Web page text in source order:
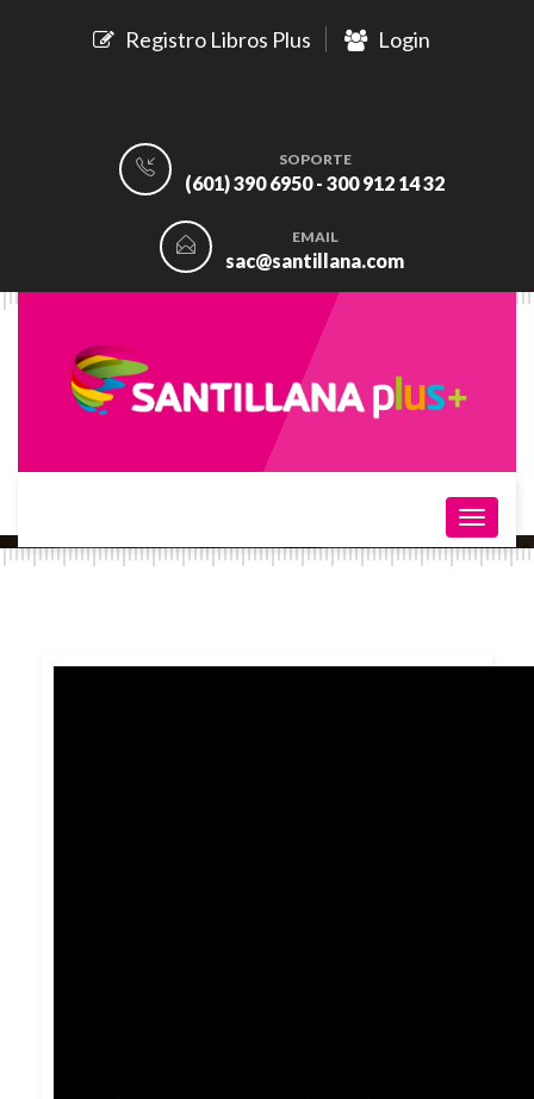
Registro Libros Plus Login
SOPORTE
(601) 390 6950 - 300 912 14 32
EMAIL
sac@santillana.com